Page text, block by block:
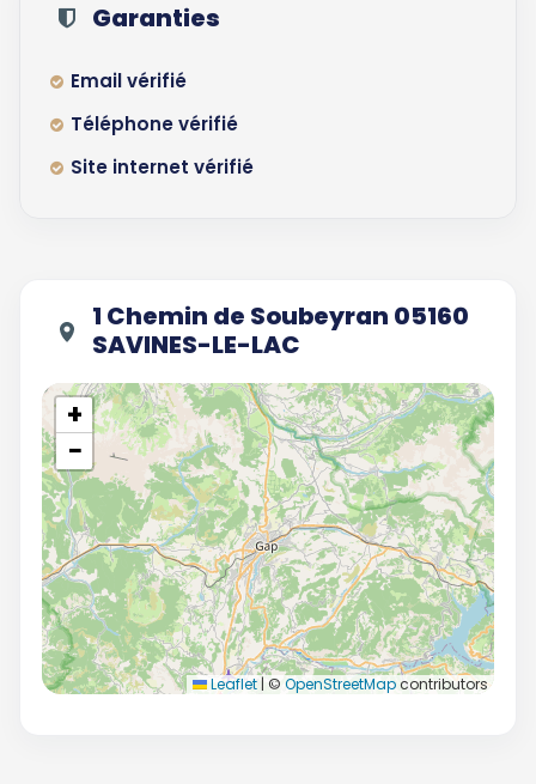
Garanties
Email vérifié
Téléphone vérifié
Site internet vérifié
1 Chemin de Soubeyran 05160
SAVINES-LE-LAC
+
−
Leaflet | © OpenStreetMapcontributors